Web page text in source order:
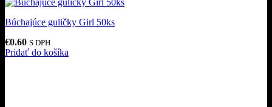
Búchajúce guličky Girl 50ks
€0.60 S DPH
Pridať do košíka